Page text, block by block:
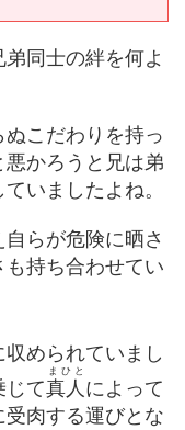
同士の絆を何よ
こだわりを持っ
かろうと兄は弟
いましたよね。
らが危険に晒さ
持ち合わせてい
収められていまし
じて真人
まひと
によって
肉する運びとな